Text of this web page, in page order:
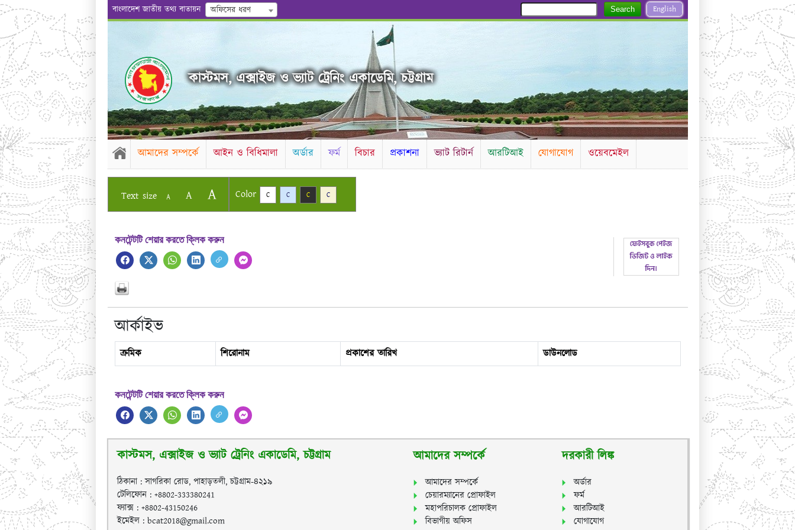
বাংলাদেশ জাতীয় তথ্য বাতায়ন অফিসের ধরণ English
Search
কাস্টমস, এক্সাইজ ও ভ্যাট ট্রেনিং একাডেমি, চট্টগ্রাম
আমাদের সম্পর্কে আইন ও বিধিমালা অর্ডার ফর্ম বিচার প্রকাশনা ভ্যাট রিটার্ন আরটিআই যোগাযোগ ওয়েবমেইল
Text size A A A Color C C C C
কনটেন্টটি শেয়ার করতে ক্লিক করুন
আর্কাইভ
ক্রমিক শিরোনাম প্রকাশের তারিখ ডাউনলোড
কনটেন্টটি শেয়ার করতে ক্লিক করুন
কাস্টমস, এক্সাইজ ও ভ্যাট ট্রেনিং একাডেমি, চট্টগ্রাম
ঠিকানা : সাগরিকা রোড, পাহাড়তলী, চট্টগ্রাম-৪২১৯
টেলিফোন : +8802-333380241
ফ্যাক্স : +8802-43150246
ইমেইল : bcat2018@gmail.com
আমাদের সম্পর্কে
আমাদের সম্পর্কে
চেয়ারম্যানের প্রোফাইল
মহাপরিচালক প্রোফাইল
বিভাগীয় অফিস
দরকারী লিঙ্ক
অর্ডার
ফর্ম
আরটিআই
যোগাযোগ